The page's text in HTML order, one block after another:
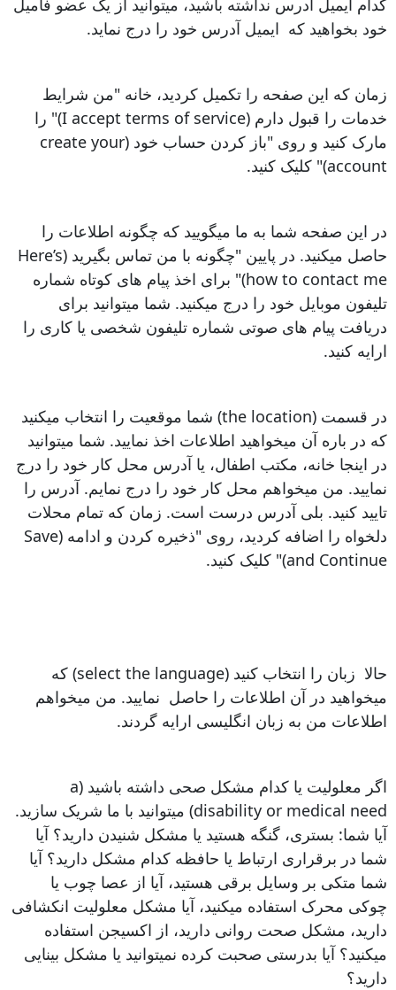
کدام ایمیل آدرس نداشته باشید، میتوانید از یک عضو فامیل
خود بخواهید که ایمیل آدرس خود را درج نماید.
زمان که این صفحه را تکمیل کردید، خانه "من شرایط
خدمات را قبول دارم (I accept terms of service)" را
مارک کنید و روی "باز کردن حساب خود (create your
account)" کلیک کنید.
در این صفحه شما به ما میگویید که چگونه اطلاعات را
حاصل میکنید. در پایین "چگونه با من تماس بگیرید (Here’s
how to contact me)" برای اخذ پیام های کوتاه شماره
تلیفون موبایل خود را درج میکنید. شما میتوانید برای
دریافت پیام های صوتی شماره تلیفون شخصی یا کاری را
ارایه کنید.
در قسمت (the location) شما موقعیت را انتخاب میکنید
که در باره آن میخواهید اطلاعات اخذ نمایید. شما میتوانید
در اینجا خانه، مکتب اطفال، یا آدرس محل کار خود را درج
نمایید. من میخواهم محل کار خود را درج نمایم. آدرس را
تایید کنید. بلی آدرس درست است. زمان که تمام محلات
دلخواه را اضافه کردید، روی "ذخیره کردن و ادامه (Save
and Continue)" کلیک کنید.
حالا زبان را انتخاب کنید (select the language) که
میخواهید در آن اطلاعات را حاصل نمایید. من میخواهم
اطلاعات من به زبان انگلیسی ارایه گردند.
اگر معلولیت یا کدام مشکل صحی داشته باشید (a
disability or medical need) میتوانید با ما شریک سازید.
آیا شما: بستری، گنگه هستید یا مشکل شنیدن دارید؟ آیا
شما در برقراری ارتباط یا حافظه کدام مشکل دارید؟ آیا
شما متکی بر وسایل برقی هستید، آیا از عصا چوب یا
چوکی محرک استفاده میکنید، آیا مشکل معلولیت انکشافی
دارید، مشکل صحت روانی دارید، از اکسیجن استفاده
میکنید؟ آیا بدرستی صحبت کرده نمیتوانید یا مشکل بینایی
دارید؟